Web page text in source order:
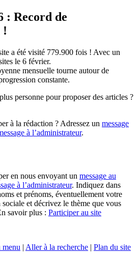
: Record de
!
a été visité 779.900 fois ! Avec un
le 6 février.
mensuelle tourne autour de
constante.
personne pour proposer des articles ?
à la rédaction ? Adressez un message
à l’administrateur.
en nous envoyant un message au
à l’administrateur. Indiquez dans
et prénoms, éventuellement votre
et décrivez le thème que vous
savoir plus : Participer au site
menu | Aller à la recherche | Plan du site